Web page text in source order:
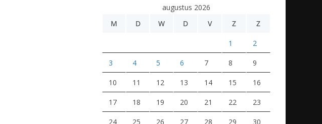
augustus 2026
M
D W D V Z Z
1 2
3 4 5 6 7 8 9
10 11 12 13 14 15 16
17 18 19 20 21 22 23
24 25 26 27 28 29 30